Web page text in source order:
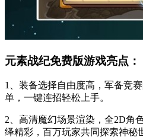
元素战纪免费版游戏亮点：
1、装备选择自由度高，军备竞
单，一键连招轻松上手。
2、高清魔幻场景渲染，全2D角
绎精彩，百万玩家共同探索神秘